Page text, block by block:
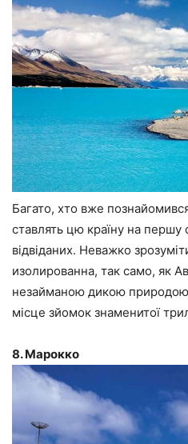
Багато, хто вже
ставлять цю країну на першу
відвіданих. Неважко
изолированна, так само, як
незайманою дикою
місце зйомок знаменитої
8. Марокко